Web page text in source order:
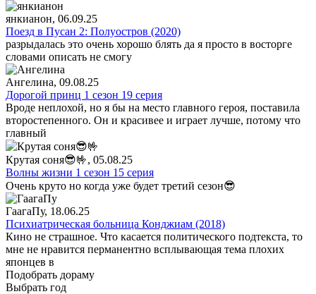
янкианон, 06.09.25
Поезд в Пусан 2: Полуостров (2020)
разрыдалась это очень хорошо блять да я просто в восторге
словами описать не смогу
Ангелина, 09.08.25
Дорогой принц 1 сезон 19 серия
Вроде неплохой, но я бы на место главного героя, поставила
второстепенного. Он и красивее и играет лучше, потому что
главный
Крутая соня😎🤟, 05.08.25
Волны жизни 1 сезон 15 серия
Очень круто но когда уже будет третий сезон😎
ГаагаПу, 18.06.25
Психиатрическая больница Конджиам (2018)
Кино не страшное. Что касается политического подтекста, то
мне не нравится перманентно всплывающая тема плохих
японцев в
Подобрать дораму
Выбрать год